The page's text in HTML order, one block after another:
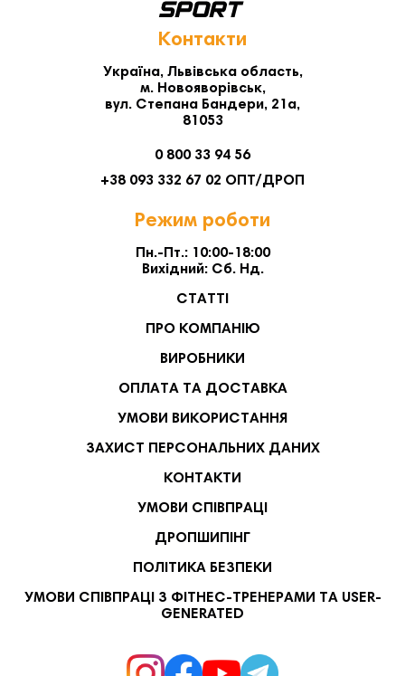
Контакти
Україна, Львівська область,
м. Новояворівськ,
вул. Степана Бандери, 21а,
81053
0 800 33 94 56
+38 093 332 67 02 ОПТ/ДРОП
Режим роботи
Пн.-Пт.: 10:00-18:00
Вихідний: Сб. Нд.
СТАТТІ
ПРО КОМПАНІЮ
ВИРОБНИКИ
ОПЛАТА ТА ДОСТАВКА
УМОВИ ВИКОРИСТАННЯ
ЗАХИСТ ПЕРСОНАЛЬНИХ ДАНИХ
КОНТАКТИ
УМОВИ СПІВПРАЦІ
ДРОПШИПІНГ
ПОЛІТИКА БЕЗПЕКИ
УМОВИ СПІВПРАЦІ З ФІТНЕС-ТРЕНЕРАМИ ТА USER-
GENERATED